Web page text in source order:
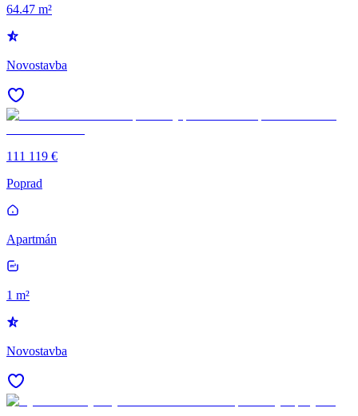
64.47 m²
Novostavba
111 119 €
Poprad
Apartmán
1 m²
Novostavba